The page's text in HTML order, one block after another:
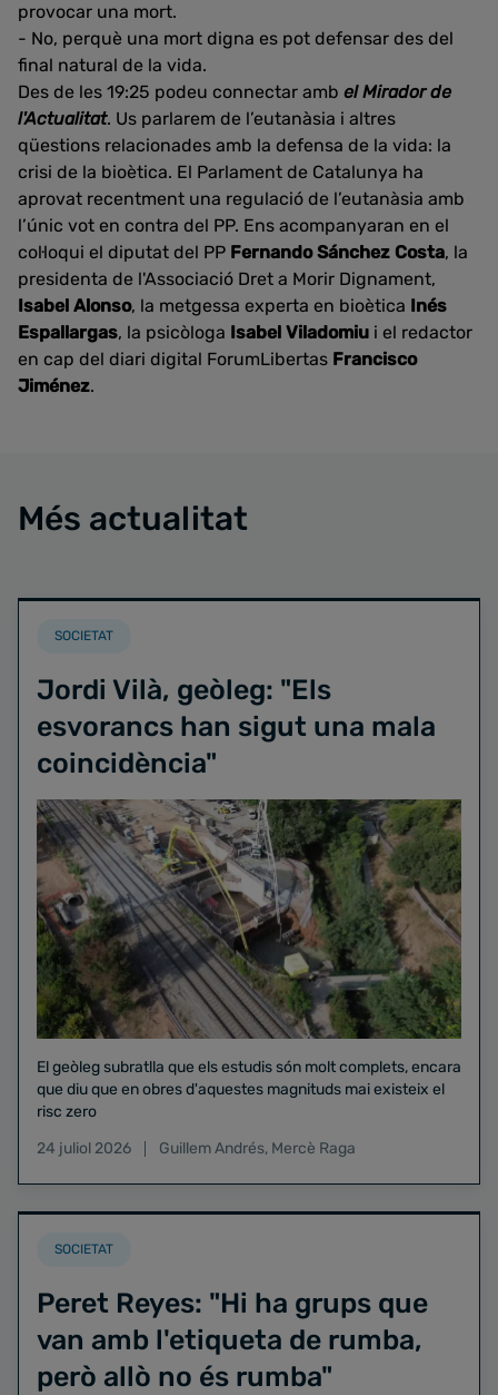
provocar una mort.
- No, perquè una mort digna es pot defensar des del
final natural de la vida.
Des de les 19:25 podeu connectar amb el Mirador de
l'Actualitat. Us parlarem de l’eutanàsia i altres
qüestions relacionades amb la defensa de la vida: la
crisi de la bioètica. El Parlament de Catalunya ha
aprovat recentment una regulació de l’eutanàsia amb
l’únic vot en contra del PP. Ens acompanyaran en el
col·loqui el diputat del PP Fernando Sánchez Costa, la
presidenta de l'Associació Dret a Morir Dignament,
Isabel Alonso, la metgessa experta en bioètica Inés
Espallargas, la psicòloga Isabel Viladomiu i el redactor
en cap del diari digital ForumLibertas Francisco
Jiménez.
Més actualitat
SOCIETAT
Jordi Vilà, geòleg: "Els
esvorancs han sigut una mala
coincidència"
El geòleg subratlla que els estudis són molt complets, encara
que diu que en obres d'aquestes magnituds mai existeix el
risc zero
24 juliol 2026
Guillem Andrés, Mercè Raga
SOCIETAT
Peret Reyes: "Hi ha grups que
van amb l'etiqueta de rumba,
però allò no és rumba"